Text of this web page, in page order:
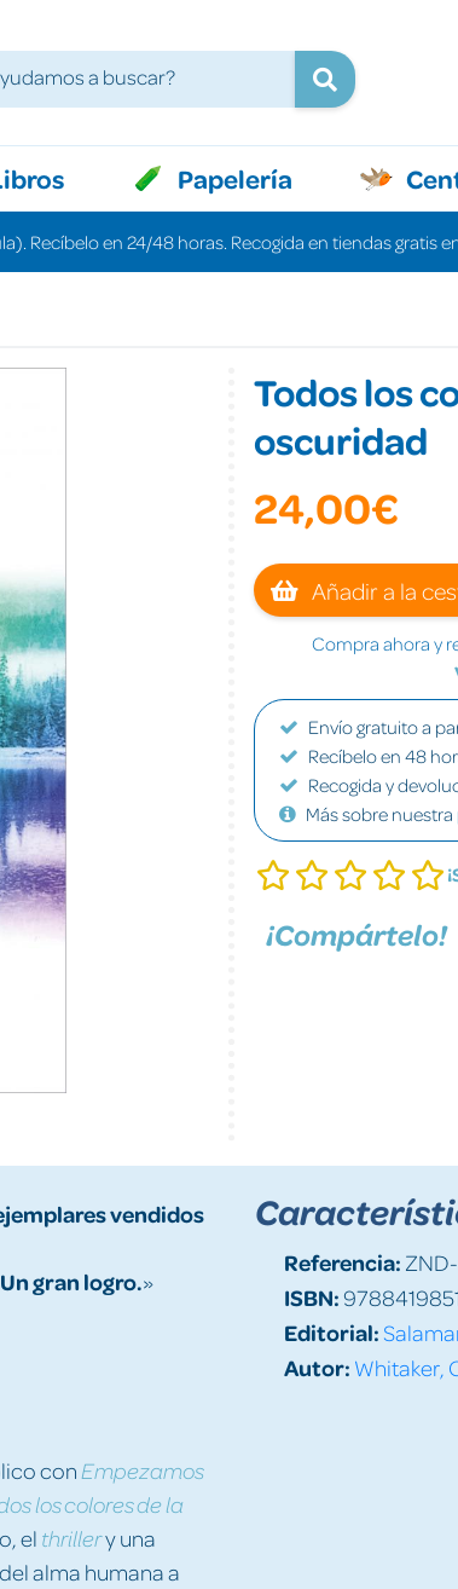
Papelería
Recíbelo en 24/48 horas. Recogida en tiendas gratis
Todos los
oscuridad
24,00€
Añadir a la
Compra ahora y
Envío gratuito a
Recíbelo en 48
Recogida y
Más sobre nuestra
¡Compártelo!
vendidos
gran logro.»
con Empezamos
los colores de la
el thrillery una
alma humana a
Referencia:
ISBN:
Editorial:
Autor: Whitaker,